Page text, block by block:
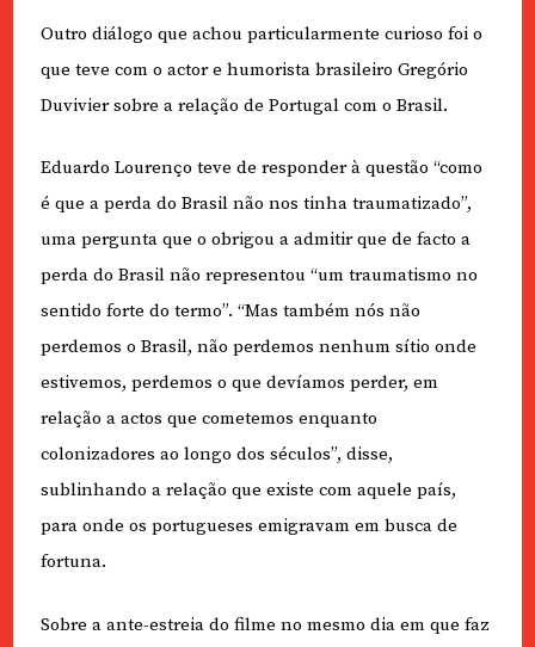
Outro diálogo que achou particularmente curioso foi o
que teve com o actor e humorista brasileiro Gregório
Duvivier sobre a relação de Portugal com o Brasil.
Eduardo Lourenço teve de responder à questão “como
é que a perda do Brasil não nos tinha traumatizado”,
uma pergunta que o obrigou a admitir que de facto a
perda do Brasil não representou “um traumatismo no
sentido forte do termo”. “Mas também nós não
perdemos o Brasil, não perdemos nenhum sítio onde
estivemos, perdemos o que devíamos perder, em
relação a actos que cometemos enquanto
colonizadores ao longo dos séculos”, disse,
sublinhando a relação que existe com aquele país,
para onde os portugueses emigravam em busca de
fortuna.
Sobre a ante-estreia do filme no mesmo dia em que faz